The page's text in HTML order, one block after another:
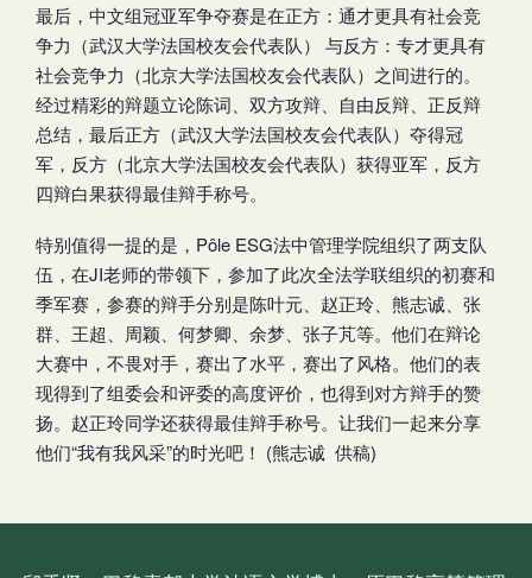
最后，中文组冠亚军争夺赛是在正方：通才更具有社会竞
争力（武汉大学法国校友会代表队） 与反方：专才更具有
社会竞争力（北京大学法国校友会代表队）之间进行的。
经过精彩的辩题立论陈词、双方攻辩、自由反辩、正反辩
总结，最后正方（武汉大学法国校友会代表队）夺得冠
军，反方（北京大学法国校友会代表队）获得亚军，反方
四辩白果获得最佳辩手称号。
特别值得一提的是，Pôle ESG法中管理学院组织了两支队
伍，在JI老师的带领下，参加了此次全法学联组织的初赛和
季军赛，参赛的辩手分别是陈叶元、赵正玲、熊志诚、张
群、王超、周颖、何梦卿、余梦、张子芃等。他们在辩论
大赛中，不畏对手，赛出了水平，赛出了风格。他们的表
现得到了组委会和评委的高度评价，也得到对方辩手的赞
扬。赵正玲同学还获得最佳辩手称号。让我们一起来分享
他们“我有我风采”的时光吧！ (熊志诚 供稿)